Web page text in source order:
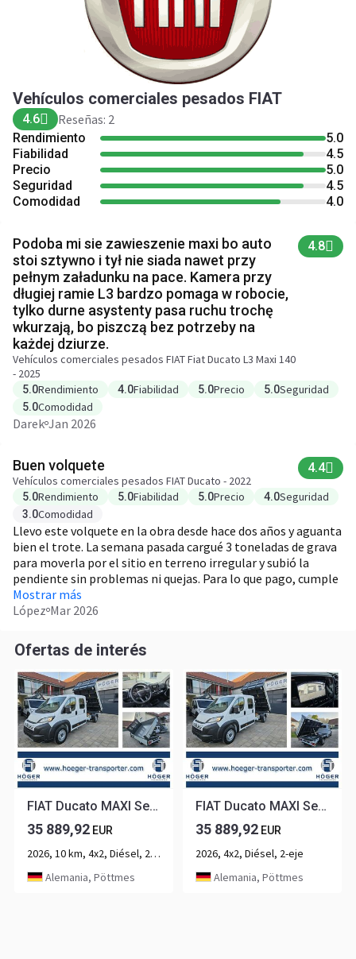
Vehículos comerciales pesados FIAT
4.6 Reseñas: 2
Rendimiento
5.0
Fiabilidad
4.5
Precio
5.0
Seguridad
4.5
Comodidad
4.0
Podoba mi sie zawieszenie maxi bo auto
stoi sztywno i tył nie siada nawet przy
pełnym załadunku na pace. Kamera przy
długiej ramie L3 bardzo pomaga w robocie,
tylko durne asystenty pasa ruchu trochę
wkurzają, bo piszczą bez potrzeby na
każdej dziurze.
Vehículos comerciales pesados FIAT Fiat Ducato L3 Maxi 140
- 2025
4.8
5.0Rendimiento 4.0Fiabilidad 5.0Precio 5.0Seguridad
5.0Comodidad
Darek Jan 2026
Buen volquete
Vehículos comerciales pesados FIAT Ducato - 2022
4.4
5.0Rendimiento 5.0Fiabilidad 5.0Precio 4.0Seguridad
3.0Comodidad
Llevo este volquete en la obra desde hace dos años y aguanta
bien el trote. La semana pasada cargué 3 toneladas de grava
para moverla por el sitio en terreno irregular y subió la
pendiente sin problemas ni quejas. Para lo que pago, cumple
sin dramas en el día a día.
Mostrar más
López Mar 2026
Ofertas de interés
FIAT Ducato MAXI Serie 10 2025 DOKA 3-Seitenkiipper...
35 889,92 EUR
2026, 10 km, 4x2, Diésel, 2-eje
Alemania, Pöttmes
FIAT Ducato MAXI Serie 9.2 2025 DOKA 3-Seitenkiipper...
35 889,92 EUR
2026, 4x2, Diésel, 2-eje
Alemania, Pöttmes